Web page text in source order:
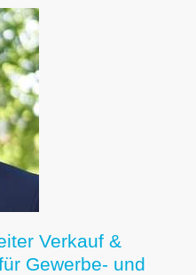
Verkauf &
Gewerbe- und